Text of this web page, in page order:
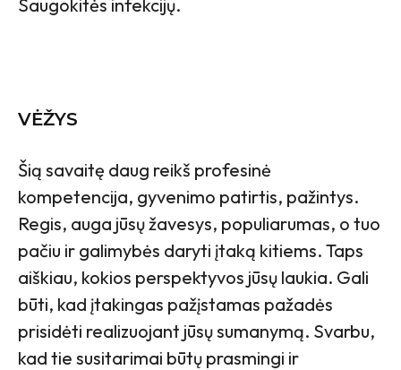
Saugokitės infekcijų.
VĖŽYS
Šią savaitę daug reikš profesinė
kompetencija, gyvenimo patirtis, pažintys.
Regis, auga jūsų žavesys, populiarumas, o tuo
pačiu ir galimybės daryti įtaką kitiems. Taps
aiškiau, kokios perspektyvos jūsų laukia. Gali
būti, kad įtakingas pažįstamas pažadės
prisidėti realizuojant jūsų sumanymą. Svarbu,
kad tie susitarimai būtų prasmingi ir